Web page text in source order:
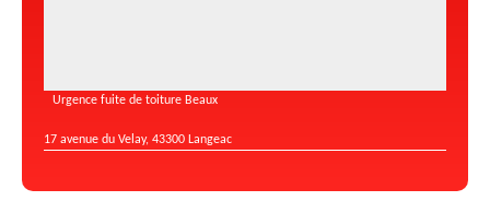
Urgence fuite de toiture Beaux
17 avenue du Velay, 43300 Langeac